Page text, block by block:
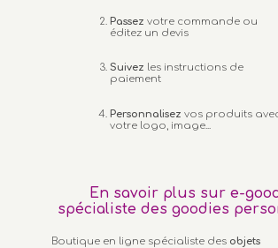
Passez votre commande ou
éditez un devis
Suivez les instructions de
paiement
Personnalisez vos produits
votre logo, image...
En savoir plus sur e-
spécialiste des goodies
Boutique en ligne spécialiste des objets